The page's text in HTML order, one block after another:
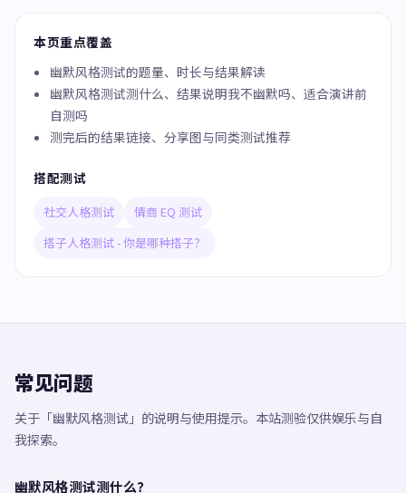
本页重点覆盖
幽默风格测试的题量、时长与结果解读
幽默风格测试测什么、结果说明我不幽默吗、适合演讲前
自测吗
测完后的结果链接、分享图与同类测试推荐
搭配测试
社交人格测试
情商 EQ 测试
搭子人格测试 - 你是哪种搭子？
常见问题
关于「幽默风格测试」的说明与使用提示。本站测验仅供娱乐与自
我探索。
幽默风格测试测什么？